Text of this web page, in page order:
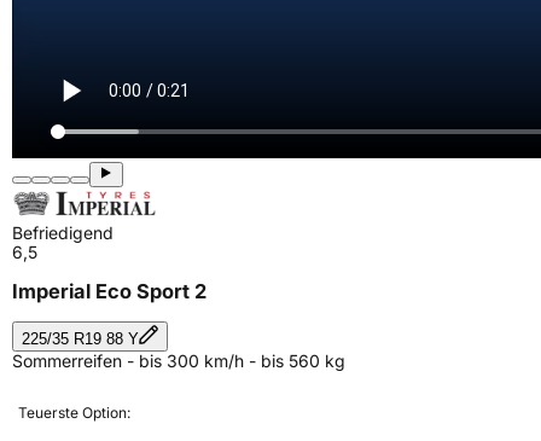
Befriedigend
6,5
Imperial Eco Sport 2
225/35 R19 88 Y
Sommerreifen - bis 300 km/h - bis 560 kg
Teuerste Option: